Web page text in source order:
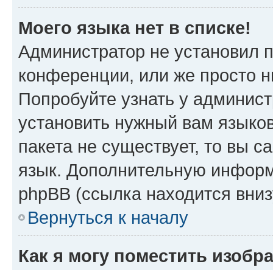
Моего языка нет в списке!
Администратор не установил
конференции, или же просто
Попробуйте узнать у
установить нужный вам
пакета не существует, то вы
язык. Дополнительную
phpBB (ссылка находится
Вернуться к началу
Как я могу поместить